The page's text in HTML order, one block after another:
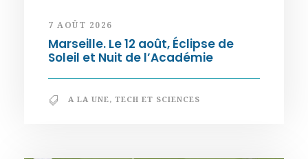
7 AOÛT 2026
Marseille. Le 12 août, Éclipse de
Soleil et Nuit de l’Académie
A LA UNE, TECH ET SCIENCES